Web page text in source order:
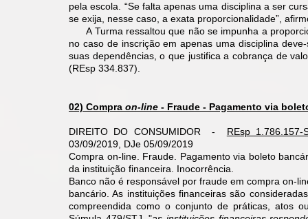
pela escola. “Se falta apenas uma disciplina a ser
se exija, nesse caso, a exata proporcionalidade”,
A Turma ressaltou que não se impunha a
no caso de inscrição em apenas uma disciplina
suas dependências, o que justifica a cobrança de
(REsp 334.837).
02) Compra on-line - Fraude - Pagamento via
DIREITO DO CONSUMIDOR - REsp 1.786.157-
03/09/2019, DJe 05/09/2019
Compra on-line. Fraude. Pagamento via boleto
da instituição financeira. Inocorrência.
Banco não é responsável por fraude em compra on-
bancário. As instituições financeiras são
compreendida como o conjunto de práticas, atos